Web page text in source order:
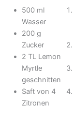
500 ml
Wasser
200 g
Zucker
2 TL Lemon
Myrtle
geschnitten
Saft von 4
Zitronen